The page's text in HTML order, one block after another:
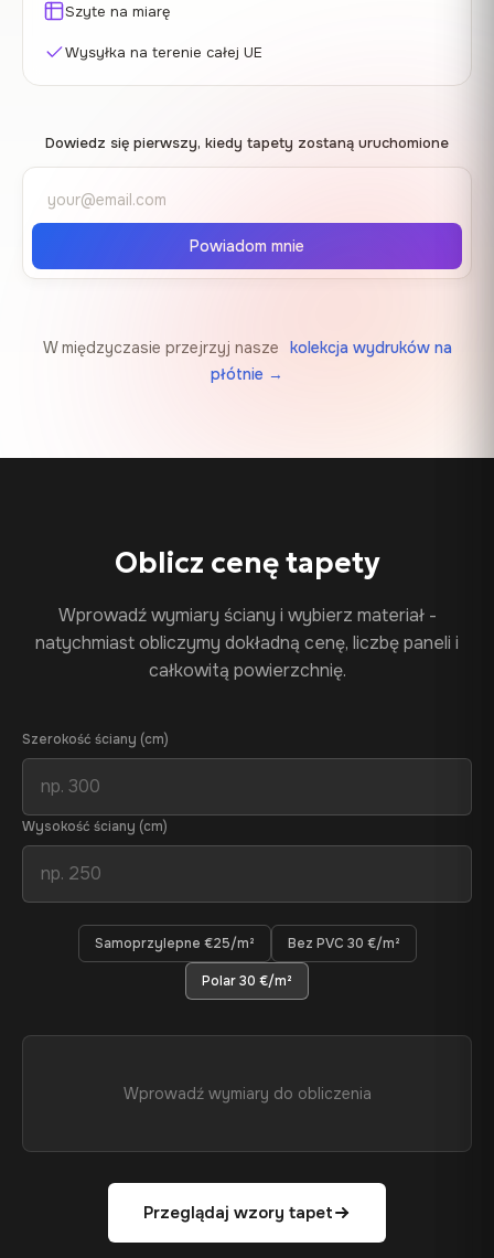
Szyte na miarę
Wysyłka na terenie całej UE
Dowiedz się pierwszy, kiedy tapety zostaną uruchomione
Powiadom mnie
W międzyczasie przejrzyj nasze
kolekcja wydruków na
płótnie →
Oblicz cenę tapety
Wprowadź wymiary ściany i wybierz materiał -
natychmiast obliczymy dokładną cenę, liczbę paneli i
całkowitą powierzchnię.
Szerokość ściany (cm)
Wysokość ściany (cm)
Samoprzylepne €25/m² Bez PVC 30 €/m²
Polar 30 €/m²
Wprowadź wymiary do obliczenia
Przeglądaj wzory tapet